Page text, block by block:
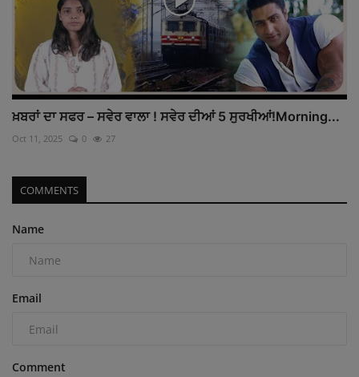
ਖ਼ਬਰਾਂ ਦਾ ਸਫਰ – ਸਵੇਰ ਵਾਲਾ ! ਸਵੇਰ ਦੀਆਂ 5 ਸੁਰਖੀਆਂ!Morning...
Oct 11, 2025 0 27
COMMENTS
Name
Email
Comment